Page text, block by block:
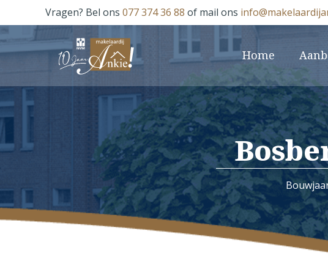
Vragen? Bel ons077 374 36 88 of mail ons
Home